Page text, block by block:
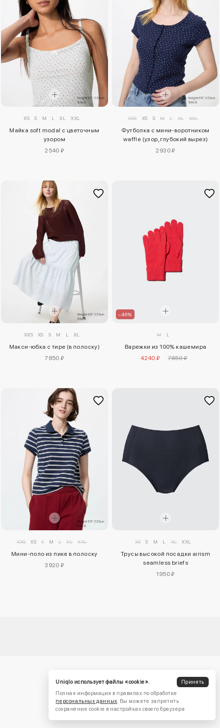
XS S M L XL XXL
Майка soft modal с цветочным
узором
2540 ₽
XXS XS S M L XL XXL
Футболка с мини-воротником
waffle (узор, глубокий вырез)
2930 ₽
XXS XS S M L XL
Макси-юбка с тире (в полоску)
7850 ₽
–46%
M L
Варежки из 100% кашемира
4240 ₽
7850 ₽
XXS XS S M L XL XXL
Мини-поло из пике в полоску
3920 ₽
XS S M L XL XXL
Трусы высокой посадки airism
seamless briefs
1950 ₽
Uniqlo использует файлы «cookie».
Принять
Полная информация в правилах по обработке
персональных данных. Вы можете запретить
сохранение cookie в настройках своего браузера